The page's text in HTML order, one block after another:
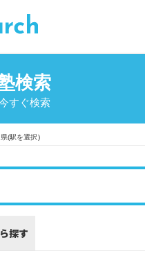
検索
すぐ検索
(駅を選択)
探す